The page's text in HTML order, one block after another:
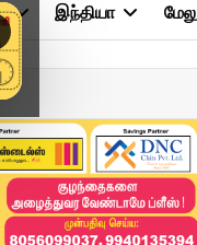
இந்தியா